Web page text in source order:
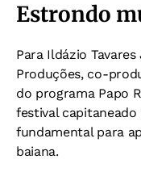
Estrondo
Para Ildázio
Produções, co-
do programa Papo
festival
fundamental para
baiana.